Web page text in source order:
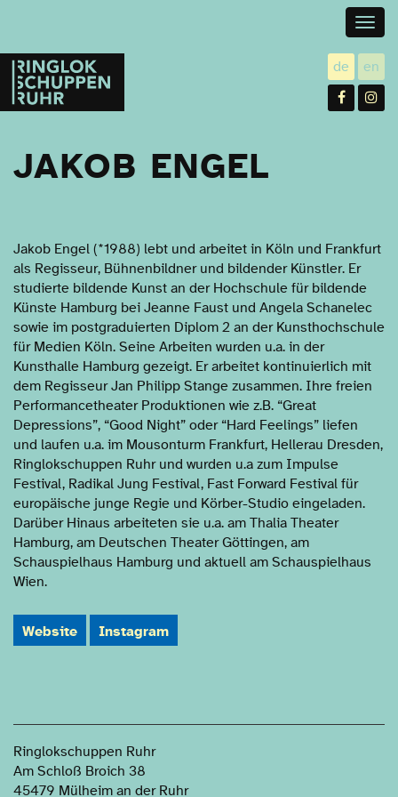
Ringlokschuppen
Ruhr
de utsch
en
JAKOB ENGEL
Jakob Engel (*1988) lebt und arbeitet in Köln und Frankfurt
als Regisseur, Bühnenbildner und bildender Künstler. Er
studierte bildende Kunst an der Hochschule für bildende
Künste Hamburg bei Jeanne Faust und Angela Schanelec
sowie im postgraduierten Diplom 2 an der Kunsthochschule
für Medien Köln. Seine Arbeiten wurden u.a. in der
Kunsthalle Hamburg gezeigt. Er arbeitet kontinuierlich mit
dem Regisseur Jan Philipp Stange zusammen. Ihre freien
Performancetheater Produktionen wie z.B. “Great
Depressions”, “Good Night” oder “Hard Feelings” liefen
und laufen u.a. im Mousonturm Frankfurt, Hellerau Dresden,
Ringlokschuppen Ruhr und wurden u.a zum Impulse
Festival, Radikal Jung Festival, Fast Forward Festival für
europäische junge Regie und Körber-Studio eingeladen.
Darüber Hinaus arbeiteten sie u.a. am Thalia Theater
Hamburg, am Deutschen Theater Göttingen, am
Schauspielhaus Hamburg und aktuell am Schauspielhaus
Wien.
Website Instagram
Ringlokschuppen Ruhr
Am Schloß Broich 38
45479 Mülheim an der Ruhr